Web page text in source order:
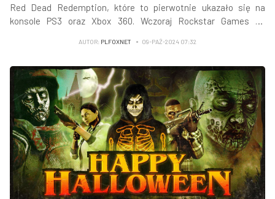
Red Dead Redemption, które to pierwotnie ukazało się na
konsole PS3 oraz Xbox 360. Wczoraj Rockstar Games na
komputery osobiste.
AUTOR: PLFOXNET 09-PAŹ-2024 07:32